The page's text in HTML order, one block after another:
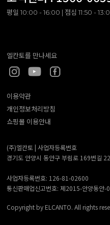
평일 10:00 - 16:00 | 점심 11:50 -
엘칸토를 만나세요
이용약관
개인정보처리방침
쇼핑몰 이용안내
(주)엘칸토 | 사업자등록번호
경기도 안양시 동안구 부림로 169번길
사업자등록번호: 126-81-02600
통신판매업신고번호: 제2015-안양동안-
Copyright by ELCANTO. All rights